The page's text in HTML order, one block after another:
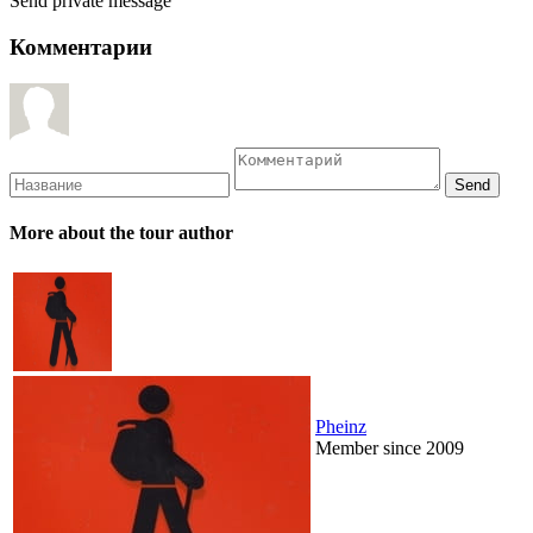
Комментарии
More about the tour author
Pheinz
Member since 2009